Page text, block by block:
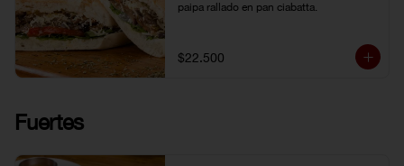
paipa rallado en pan ciabatta.
$22.500
Fuertes